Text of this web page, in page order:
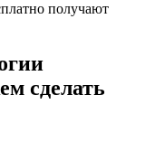
получают
сделать